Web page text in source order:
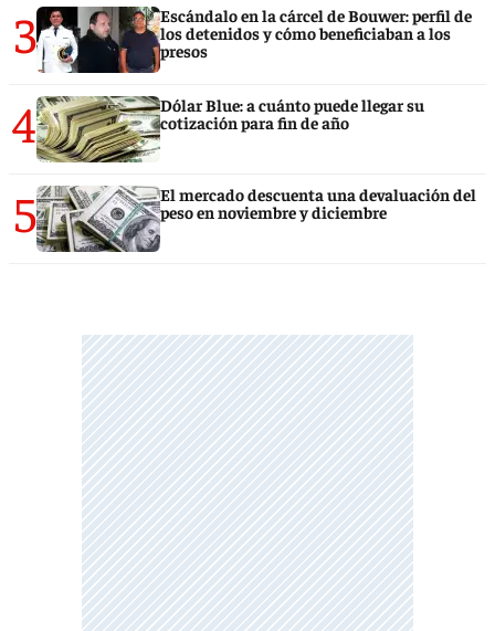
3
Escándalo en la cárcel de Bouwer: perfil de
los detenidos y cómo beneficiaban a los
presos
4
Dólar Blue: a cuánto puede llegar su
cotización para fin de año
5
El mercado descuenta una devaluación del
peso en noviembre y diciembre